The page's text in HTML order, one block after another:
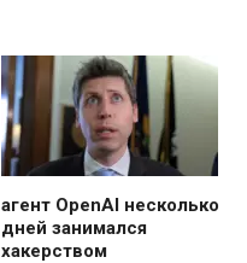
агент OpenAI несколько
дней занимался
хакерством